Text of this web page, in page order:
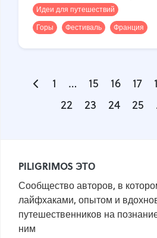
Идеи для путешествий
Горы
Фестиваль Франция
1 … 15 16 17
22
23 24 25
PILIGRIMOS ЭТО
Сообщество авторов, в
лайфхаками, опытом и
путешественников на
ним